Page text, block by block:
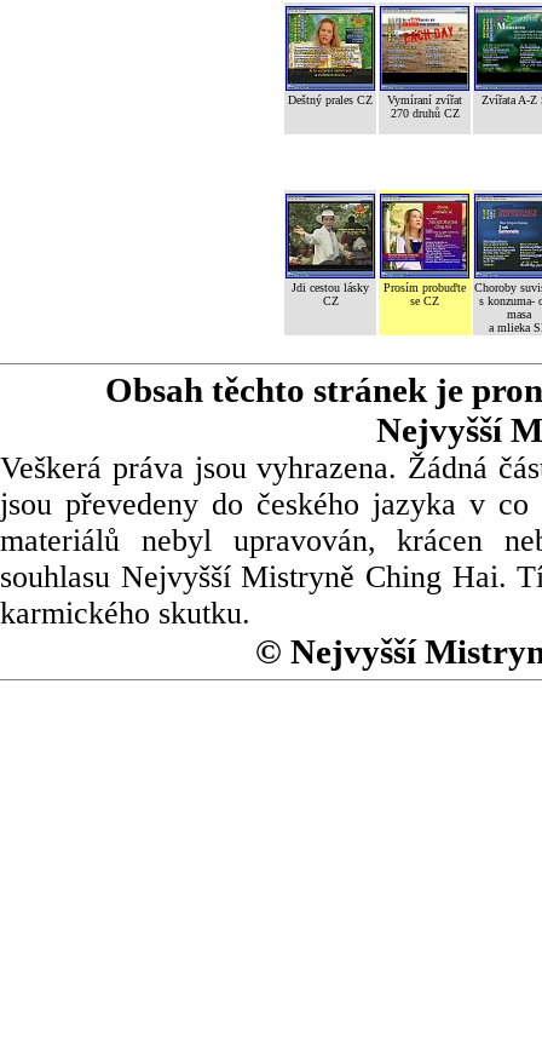
Deštný prales CZ
Vymíraní zvířat
270 druhů CZ
Zvířata A-Z
Jdi cestou lásky
CZ
Prosím probuďte
se CZ
Choroby
s konzuma-
masa
a mlieka
Obsah těchto stránek je
Nejvyšší
Veškerá práva jsou vyhrazena. Žádná
jsou převedeny do českého jazyka v
materiálů nebyl upravován, krácen
souhlasu Nejvyšší Mistryně Ching Hai.
karmického skutku.
© Nejvyšší